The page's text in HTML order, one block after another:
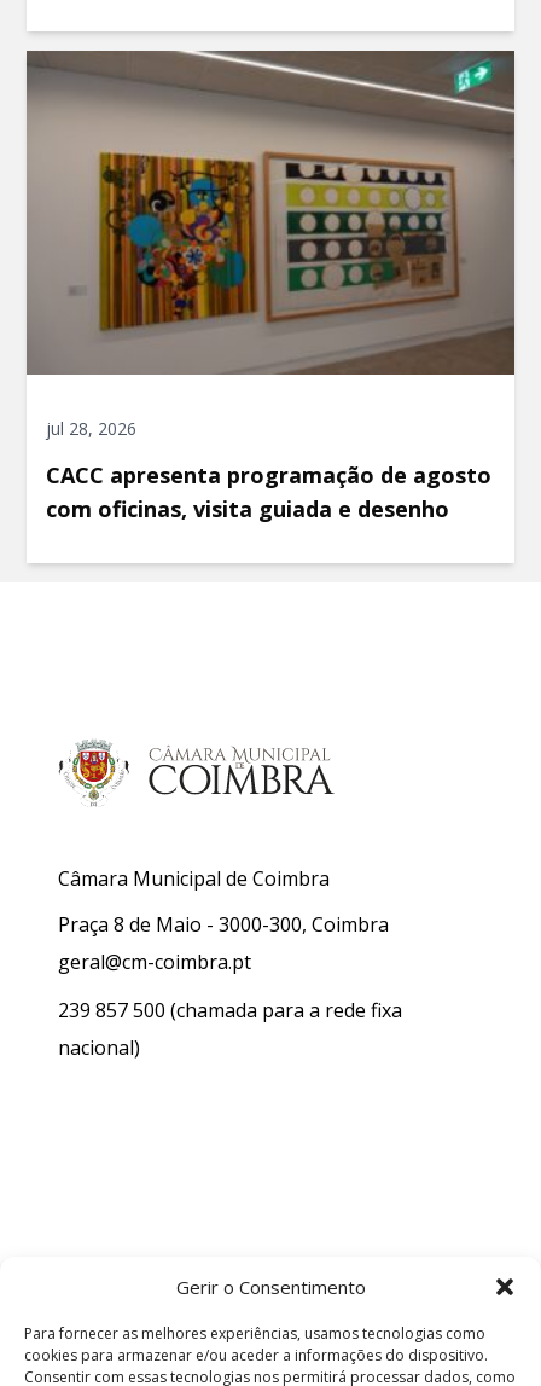
Gerir o Consentimento
Para fornecer as melhores experiências, usamos tecnologias como
cookies para armazenar e/ou aceder a informações do dispositivo.
Consentir com essas tecnologias nos permitirá processar dados, como
jul 28, 2026
CACC apresenta programação de agosto
com oficinas, visita guiada e desenho
Câmara Municipal de Coimbra
Praça 8 de Maio - 3000-300, Coimbra
geral@cm-coimbra.pt
239 857 500 (chamada para a rede fixa
nacional)